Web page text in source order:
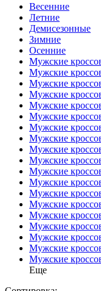
Весенние
Летние
Демисезонные
Зимние
Осенние
Мужские
Мужские
Мужские
Мужские
Мужские
Мужские
Мужские
Мужские
Мужские
Мужские
Мужские
Мужские
Мужские
Мужские
Мужские
Мужские
Мужские
Мужские
Мужские
Еще